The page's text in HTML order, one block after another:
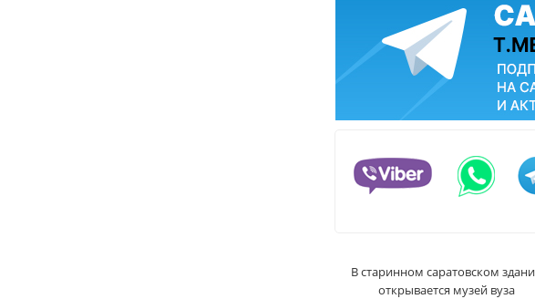
В старинном саратовском
открывается музей вуза